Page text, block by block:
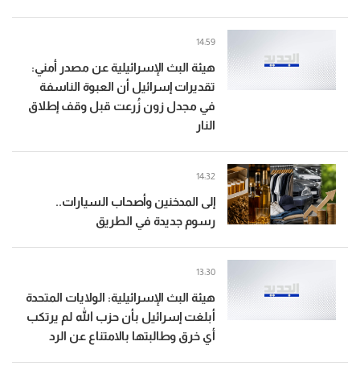
هيئة البث الإسرائيلية عن مصدر أمني:
تقديرات إسرائيل أن العبوة الناسفة
في مجدل زون زُرعت قبل وقف إطلاق
النار
14:59
إلى المدخنين وأصحاب السيارات..
رسوم جديدة في الطريق
14:32
هيئة البث الإسرائيلية: الولايات المتحدة
أبلغت إسرائيل بأن حزب الله لم يرتكب
أي خرق وطالبتها بالامتناع عن الرد
13:30